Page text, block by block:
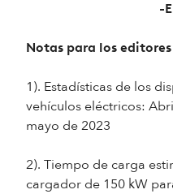
-
Notas para los editores
1). Estadísticas de los
vehículos eléctricos:
mayo de 2023
2). Tiempo de carga
cargador de 150 kW